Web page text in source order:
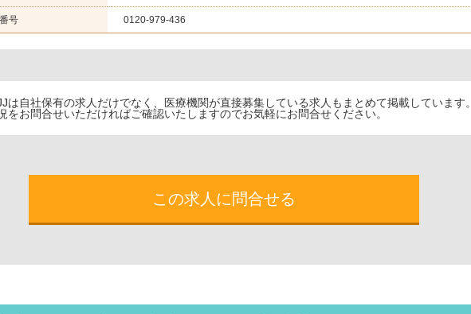
号 0120-979-436
は自社保有の求人だけでなく、医療機関が直接募集している求人もまとめて掲載しています。
をお問合せいただければご確認いたしますのでお気軽にお問合せください。
この求人に問合せる